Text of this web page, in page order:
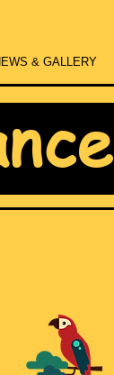
& GALLERY